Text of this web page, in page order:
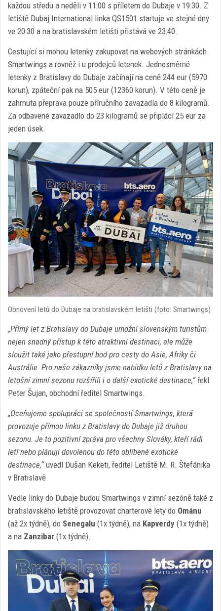
každou středu a neděli v 11:00 s příletem do Dubaje v 19:30. Z
letiště Dubaj International linka QS1501 startuje ve stejné dny
ve 20:30 a na bratislavském letišti přistává ve 23:40.
Cestující si mohou letenky zakupovat na webových stránkách
Smartwings a rovněž i u prodejců letenek. Jednosměrné
letenky z Bratislavy do Dubaje začínají na ceně 244 eur (5970
korun), zpáteční pak na 505 eur (12360 korun). V této ceně je
zahrnuta přeprava pouze příručního zavazadla do 8 kilogramů.
Za odbavené zavazadlo do 23 kilogramů se připlácí 25 eur za
jeden úsek.
Obnovení letů do Dubaje na bratislavském letišti (foto: Smartwings)
„Přímý let z Bratislavy do Dubaje umožní slovenským turistům
nejen snadný přístup k této atraktivní destinaci, ale může
sloužit také jako přestupní bod pro cesty do Asie, Afriky či
Austrálie. Pro naše zákazníky jsme nabídku letů z Bratislavy na
letošní zimní sezonu rozšířili i o další exotické destinace,“řekl
Peter Šujan, obchodní ředitel Smartwings.
„Oceňujeme spolupráci se společností Smartwings, která
provozuje přímou linku z Bratislavy do Dubaje již druhou
sezonu. Je to pozitivní zpráva pro všechny Slováky, kteří rádi
letí nebo plánují dovolenou do této oblíbené exotické
destinace,“uvedl Dušan Keketi, ředitel Letiště M. R. Štefánika
v Bratislavě.
Vedle linky do Dubaje budou Smartwings v zimní sezóně také z
bratislavského letiště provozovat charterové lety do Ománu
(až 2x týdně), do Senegalu (1x týdně), na Kapverdy (1x týdně)
a na Zanzibar (1x týdně).